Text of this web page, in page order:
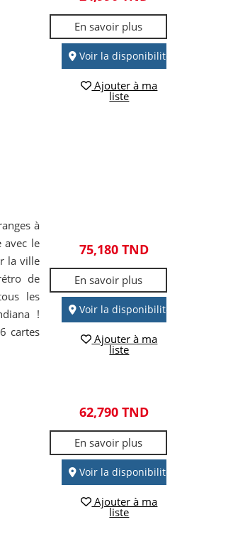
En savoir plus
Voir la disponibilité
Ajouter à ma
liste
à
avec le
la ville
de
les
!
cartes
75,180 TND
En savoir plus
Voir la disponibilité
Ajouter à ma
liste
62,790 TND
En savoir plus
Voir la disponibilité
Ajouter à ma
liste